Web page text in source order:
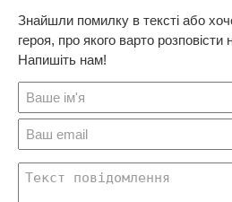
Знайшли помилку в тексті або
героя, про якого варто
Напишіть нам!